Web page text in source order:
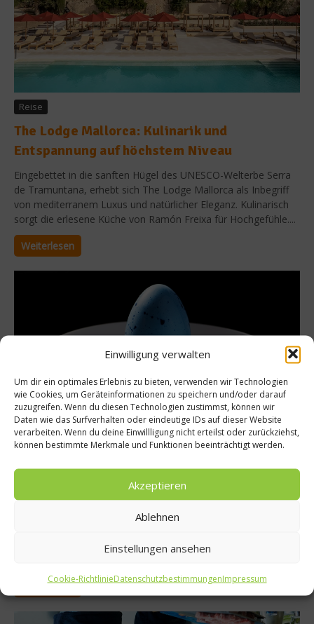
Einwilligung verwalten
Um dir ein optimales Erlebnis zu bieten, verwenden wir Technologien
wie Cookies, um Geräteinformationen zu speichern und/oder darauf
zuzugreifen. Wenn du diesen Technologien zustimmst, können wir
Daten wie das Surfverhalten oder eindeutige IDs auf dieser Website
verarbeiten. Wenn du deine Einwillligung nicht erteilst oder zurückziehst,
können bestimmte Merkmale und Funktionen beeinträchtigt werden.
Akzeptieren
Ablehnen
Einstellungen ansehen
Cookie-RichtlinieDatenschutzbestimmungenImpressum
Reise
The Lodge Mallorca: Kulinarik und
Entspannung auf höchstem Niveau
Eingebettet in die sanften Hügel des UNESCO-Welterbe Serra
de Tramuntana, erhebt sich The Lodge Mallorca als Inbegriff
von mediterranem Luxus und natürlicher Eleganz. Kulinarisch
sorgt die erlesene Küche von Ramón Freixa für Hochgefühle....
Weiterlesen
Reise
Genussvolles Osterfest: Kulinarische
Vielfalt im Atlantis Dubai
Von Ostereiersuchen und üppigen Sonntagsbraten bis hin zu
verspricht Atlantis Dubai ein unvergessliches Fest mit
köstlichen kulinarischen Erlebnissen. ...
Weiterlesen